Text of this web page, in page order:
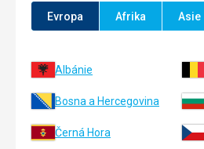
Evropa Afrika Asie
Albánie
Bosna a Hercegovina
Černá Hora